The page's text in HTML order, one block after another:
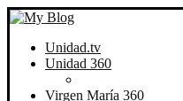
Unidad.tv
Unidad 360
Virgen María 360